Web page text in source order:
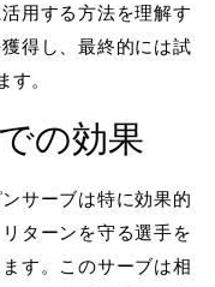
用する方法を理解す
得し、最終的には試
。
の効果
サーブは特に効果的
ターンを守る選手を
す。このサーブは相